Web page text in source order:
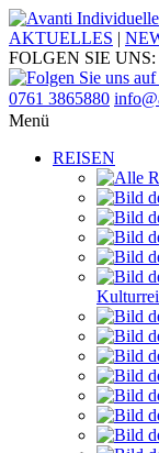
AKTUELLES |
FOLGEN SIE UNS:
0761 3865880
Menü
REISEN